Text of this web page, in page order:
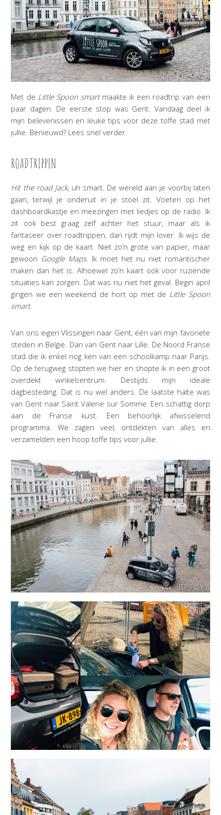
Met de Little Spoon smartmaakte ik een roadtrip van een
paar dagen. De eerste stop was Gent. Vandaag deel ik
mijn belevenissen en leuke tips voor deze toffe stad met
jullie. Benieuwd? Lees snel verder.
ROADTRIPPEN
Hit the road Jack, uh smart. De wereld aan je voorbij laten
gaan, terwijl je onderuit in je stoel zit. Voeten op het
dashboardkastje en meezingen met liedjes op de radio. Ik
zit ook best graag zelf achter het stuur, maar als ik
fantaseer over roadtrippen, dan rijdt mijn lover. Ik wijs de
weg en kijk op de kaart. Niet zo’n grote van papier, maar
gewoon Google Maps. Ik moet het nu niet romantischer
maken dan het is. Alhoewel zo’n kaart ook voor ruziënde
situaties kan zorgen. Dat was nu niet het geval. Begin april
gingen we een weekend de hort op met de Little Spoon
smart.
Van ons eigen Vlissingen naar Gent, één van mijn favoriete
steden in België. Dan van Gent naar Lille. De Noord Franse
stad die ik enkel nog ken van een schoolkamp naar Parijs.
Op de terugweg stopten we hier en shopte ik in een groot
overdekt winkelcentrum. Destijds mijn ideale
dagbesteding. Dat is nu wel anders. De laatste halte was
van Gent naar Saint Valerie sur Somme. Een schattig dorp
aan de Franse kust. Een behoorlijk afwisselend
programma. We zagen veel, ontdekten van alles en
verzamelden een hoop toffe tips voor jullie.